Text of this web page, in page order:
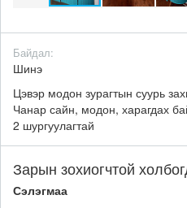
Байдал:
Шинэ
Цэвэр модон зурагтын суурь
Чанар сайн, модон, харагдах
2 шургуулагтай
Зарын зохиогчтой
Сэлэгмаа